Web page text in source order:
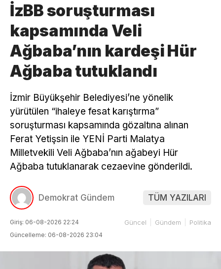
İzBB soruşturması
kapsamında Veli
Ağbaba’nın kardeşi Hür
Ağbaba tutuklandı
İzmir Büyükşehir Belediyesi’ne yönelik
yürütülen “ihaleye fesat karıştırma”
soruşturması kapsamında gözaltına alınan
Ferat Yetişsin ile YENİ Parti Malatya
Milletvekili Veli Ağbaba’nın ağabeyi Hür
Ağbaba tutuklanarak cezaevine gönderildi.
Demokrat Gündem TÜM YAZILARI
Giriş: 06-08-2026 22:24
Güncelleme: 06-08-2026 23:04
Güncel Gündem Politika